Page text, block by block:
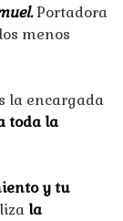
Portadora
menos
la encargada
toda la
y tu
la